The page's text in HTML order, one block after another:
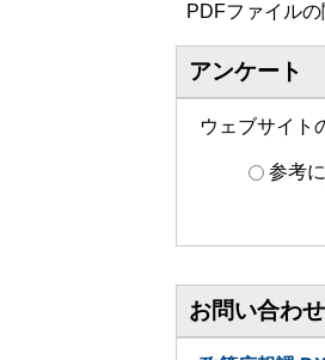
PDFファイルの
アンケート
ウェブサイト
参考
お問い合わ